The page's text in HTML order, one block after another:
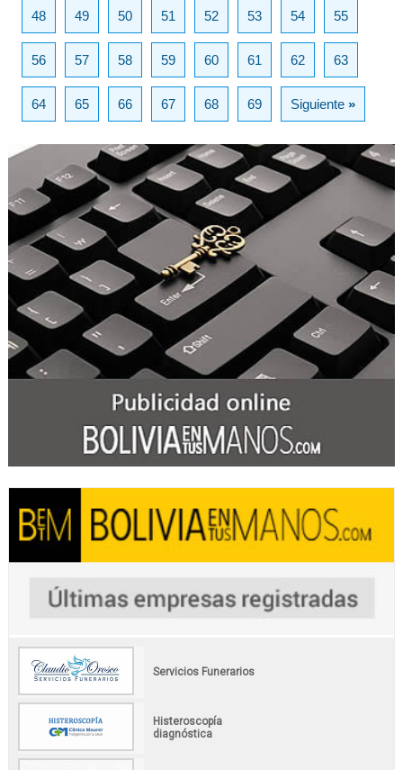
48 49 50 51 52 53 54 55
56 57 58 59 60 61 62 63
64 65 66 67 68 69 Siguiente»
Servicios Funerarios
Histeroscopía
diagnóstica